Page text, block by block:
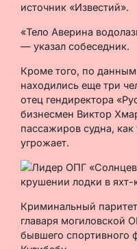
источник «Известий».
«Тело Аверина
— указал собеседник.
Кроме того, по
находились еще три
отец гендиректора
бизнесмен Виктор
пассажиров судна,
угрожает.
Криминальный
главаря могиловской
бывшего спортивного